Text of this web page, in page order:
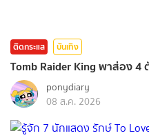
ติดกระแส บันเทิง
Tomb Raider King พาส่อง
ponydiary
08 ส.ค. 2026